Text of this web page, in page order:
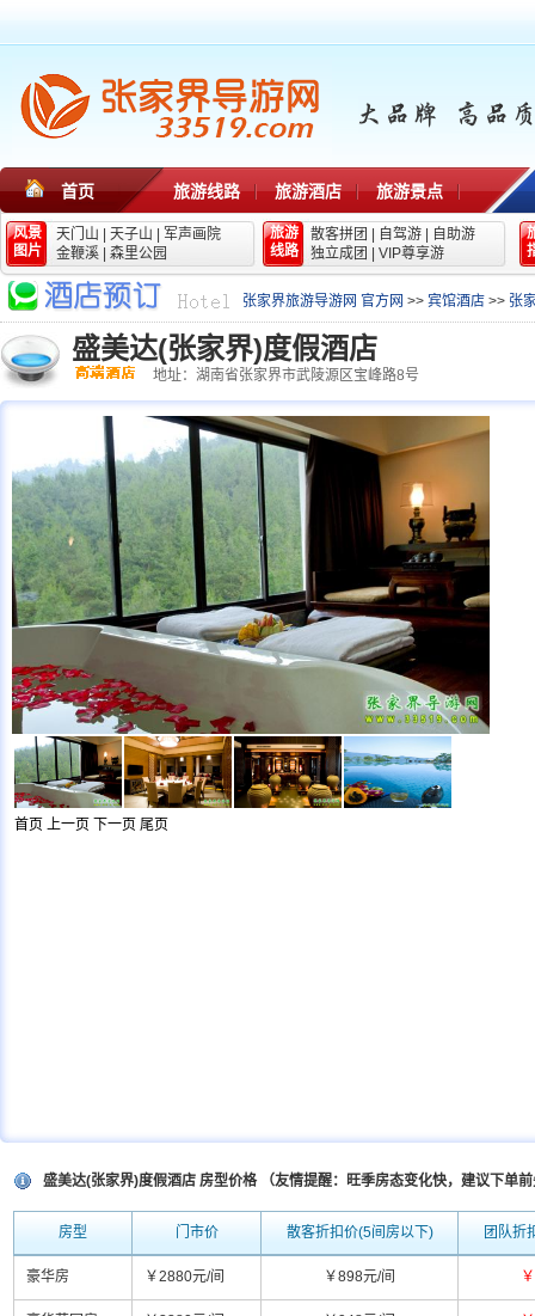
首页 旅游线路 旅游酒店 旅游景点
风景
图片
天门山 天子山
军声画院
金鞭溪
森里公园
旅游
线路
散客拼团 自驾游
自助游
独立成团
VIP尊享游
张家界旅游导游网 官方网 >> 宾馆酒店 >> 张
盛美达(张家界)度假酒店
地址：湖南省张家界市武陵源区宝峰路8号
首页 上一页 下一页 尾页
盛美达(张家界)度假酒店 房型价格 （友情提醒：旺季房态变化快，建议下单
房型 门市价 散客折扣价(5间房以下) 团队折
豪华房 ￥2880元/间 ￥898元/间